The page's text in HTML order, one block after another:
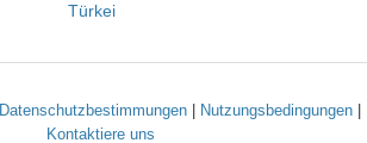
Türkei
Datenschutzbestimmungen Nutzungsbedingungen
Kontaktiere uns